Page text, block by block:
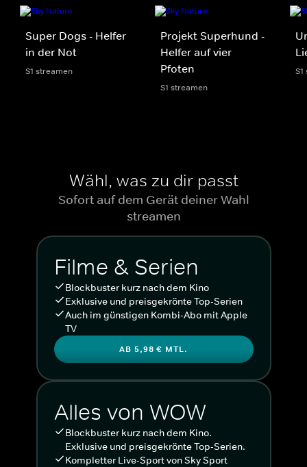
Super Dogs - Helfer
in der Not
S1 streamen
Projekt Superhund -
Helfer auf vier
Pfoten
S1 streamen
Wähl, was zu dir passt
Sofort auf dem Gerät deiner Wahl
streamen
Filme & Serien
Blockbuster kurz nach dem Kino
Exklusive und preisgekrönte Top-Serien
Auch im günstigen Kombi-Abo mit Apple
TV
AB 5,98 € MTL.
Alles von WOW
Blockbuster kurz nach dem Kino.
Exklusive und preisgekrönte Top-Serien.
Kompletter Live-Sport von Sky Sport